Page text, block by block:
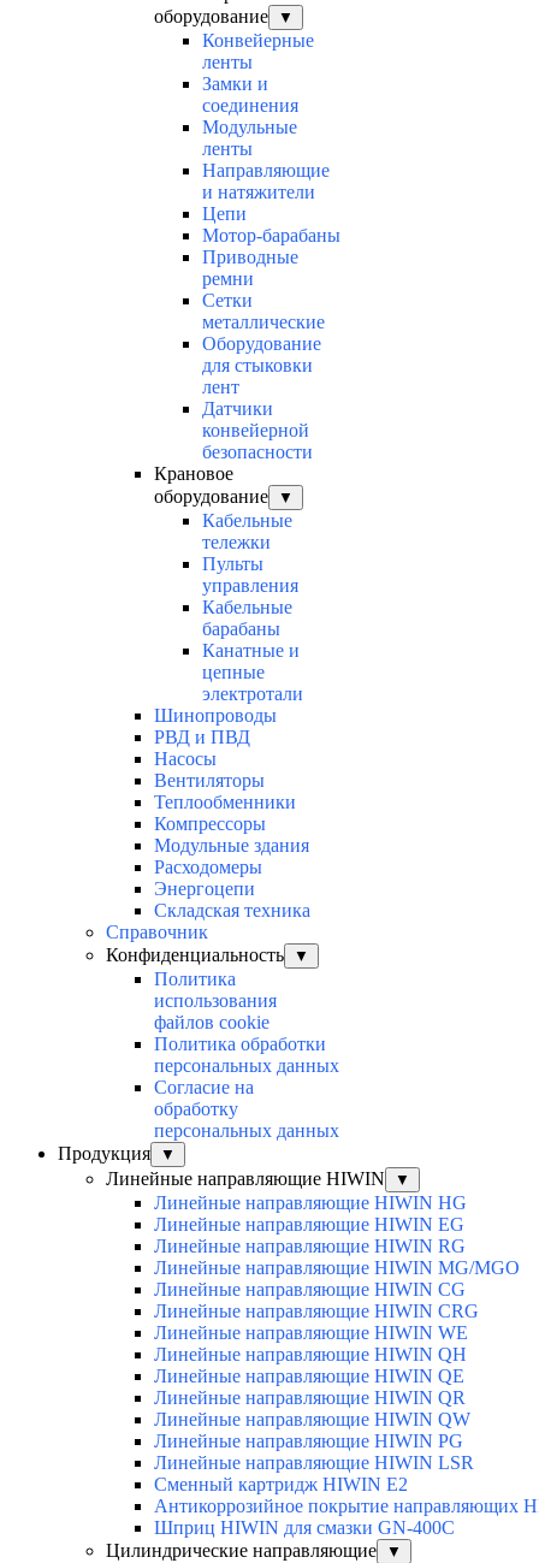
оборудование
▼
Конвейерные
ленты
Замки и
соединения
Модульные
ленты
Направляющие
и натяжители
Цепи
Мотор-барабаны
Приводные
ремни
Сетки
металлические
Оборудование
для стыковки
лент
Датчики
конвейерной
безопасности
Крановое
оборудование
▼
Кабельные
тележки
Пульты
управления
Кабельные
барабаны
Канатные и
цепные
электротали
Шинопроводы
РВД и ПВД
Насосы
Вентиляторы
Теплообменники
Компрессоры
Модульные здания
Расходомеры
Энергоцепи
Складская техника
Справочник
Конфиденциальность
▼
Политика
использования
файлов cookie
Политика обработки
персональных данных
Согласие на
обработку
персональных данных
Продукция
▼
Линейные направляющие HIWIN ▼
Линейные направляющие HIWIN HG
Линейные направляющие HIWIN EG
Линейные направляющие HIWIN RG
Линейные направляющие HIWIN MG/MGO
Линейные направляющие HIWIN CG
Линейные направляющие HIWIN CRG
Линейные направляющие HIWIN WE
Линейные направляющие HIWIN QH
Линейные направляющие HIWIN QE
Линейные направляющие HIWIN QR
Линейные направляющие HIWIN QW
Линейные направляющие HIWIN PG
Линейные направляющие HIWIN LSR
Сменный картридж HIWIN E2
Антикоррозийное покрытие направляющих
Шприц HIWIN для смазки GN-400C
Цилиндрические направляющие
▼